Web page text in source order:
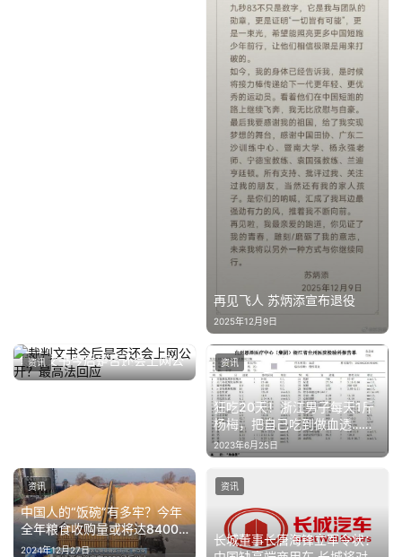
再见飞人 苏炳添宣布退役
2025年12月9日
裁判文书今后是否还会上网公
开？最高法回应
2023年12月22日
资讯
狂吃20天！浙江男子每天1斤
杨梅，把自己吃到做血透……
2023年6月25日
资讯
中国人的“饭碗”有多牢？今年
全年粮食收购量或将达8400
亿斤！
2024年12月27日
资讯
长城董事长唐海锋立军令状：
资讯